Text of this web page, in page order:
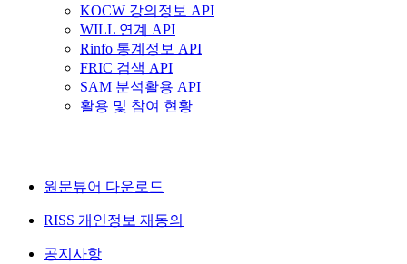
KOCW 강의정보 API
WILL 연계 API
Rinfo 통계정보 API
FRIC 검색 API
SAM 분석활용 API
활용 및 참여 현황
원문뷰어 다운로드
RISS 개인정보 재동의
공지사항